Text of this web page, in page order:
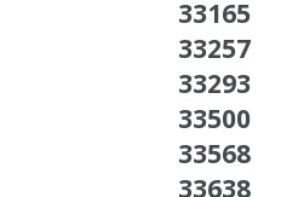
33165
33257
33293
33500
33568
33638